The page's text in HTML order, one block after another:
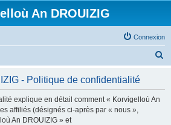
An DROUIZIG
Connexion
- Politique de confidentialité
explique en détail comment « Korvigelloù An
affiliés (désignés ci-après par « nous »,
An DROUIZIG » et